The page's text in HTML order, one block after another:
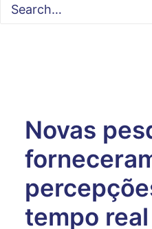
Novas
tempo